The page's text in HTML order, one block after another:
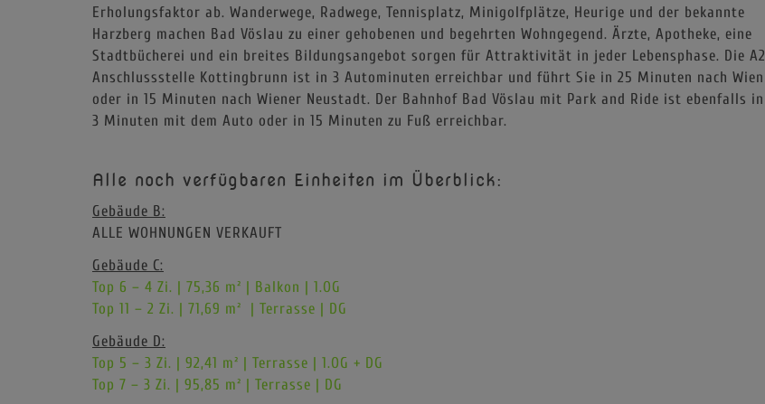
Erholungsfaktor ab. Wanderwege, Radwege, Tennisplatz, Minigolfplätze, Heurige und der bekannte
Harzberg machen Bad Vöslau zu einer gehobenen und begehrten Wohngegend. Ärzte, Apotheke, eine
Stadtbücherei und ein breites Bildungsangebot sorgen für Attraktivität in jeder Lebensphase. Die A2
Anschlussstelle Kottingbrunn ist in 3 Autominuten erreichbar und führt Sie in 25 Minuten nach Wien
oder in 15 Minuten nach Wiener Neustadt. Der Bahnhof Bad Vöslau mit Park and Ride ist ebenfalls in
3 Minuten mit dem Auto oder in 15 Minuten zu Fuß erreichbar.
Alle noch verfügbaren Einheiten im Überblick:
Gebäude B:
ALLE WOHNUNGEN VERKAUFT
Gebäude C:
Top 6 – 4 Zi. | 75,36 m² | Balkon | 1.OG
Top 11 – 2 Zi. | 71,69 m² | Terrasse | DG
Gebäude D:
Top 5 – 3 Zi. | 92,41 m² | Terrasse | 1.OG + DG
Top 7 – 3 Zi. | 95,85 m² | Terrasse | DG